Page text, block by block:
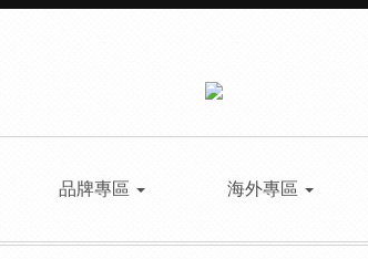
品牌專區 海外專區